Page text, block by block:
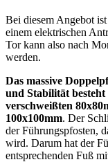
Bei diesem Angebot
einem elektrischen
Tor kann also nach
werden.
Das massive
und Stabilität
verschweißten
100x100mm. Der
der Führungspfosten,
wird. Darum hat der
entsprechenden Fuß